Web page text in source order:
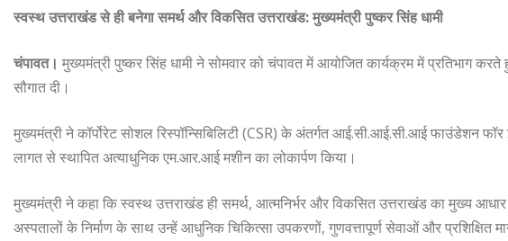
स्वस्थ उत्तराखंड से ही बनेगा समर्थ और विकसित उत्तराखंड: मुख्यमंत्री पुष्कर सिंह धामी
चंपावत। मुख्यमंत्री पुष्कर सिंह धामी ने सोमवार को चंपावत में आयोजित कार्यक्रम में प्रतिभाग
सौगात दी।
मुख्यमंत्री ने कॉर्पोरेट सोशल रिस्पॉन्सिबिलिटी (CSR) के अंतर्गत आई.सी.आई.सी.आई फाउंडेशन
लागत से स्थापित अत्याधुनिक एम.आर.आई मशीन का लोकार्पण किया।
मुख्यमंत्री ने कहा कि स्वस्थ उत्तराखंड ही समर्थ, आत्मनिर्भर और विकसित उत्तराखंड का मुख्य
अस्पतालों के निर्माण के साथ उन्हें आधुनिक चिकित्सा उपकरणों, गुणवत्तापूर्ण सेवाओं और प्रशिक्षित